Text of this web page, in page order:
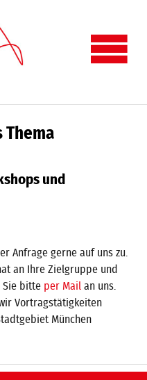
Thema
und
Anfrage gerne auf uns zu.
an Ihre Zielgruppe und
Sie bitte per Mail an uns.
Vortragstätigkeiten
München